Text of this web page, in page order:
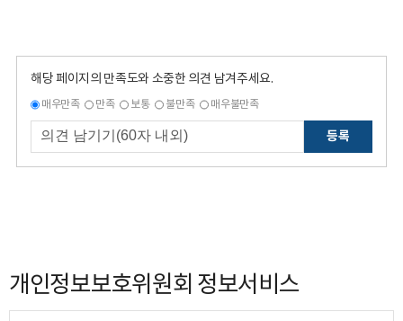
해당 페이지의 만족도와 소중한 의견 남겨주세요.
매우만족 만족 보통 불만족 매우불만족
등록
개인정보보호위원회 정보서비스